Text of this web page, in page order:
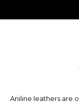
Aniline leathers are